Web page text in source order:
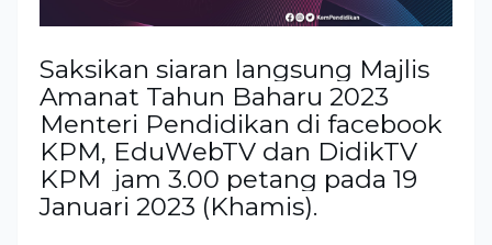
Saksikan siaran langsung Majlis
Amanat Tahun Baharu 2023
Menteri Pendidikan di facebook
KPM, EduWebTV dan DidikTV
KPM  jam 3.00 petang pada 19
Januari 2023 (Khamis).